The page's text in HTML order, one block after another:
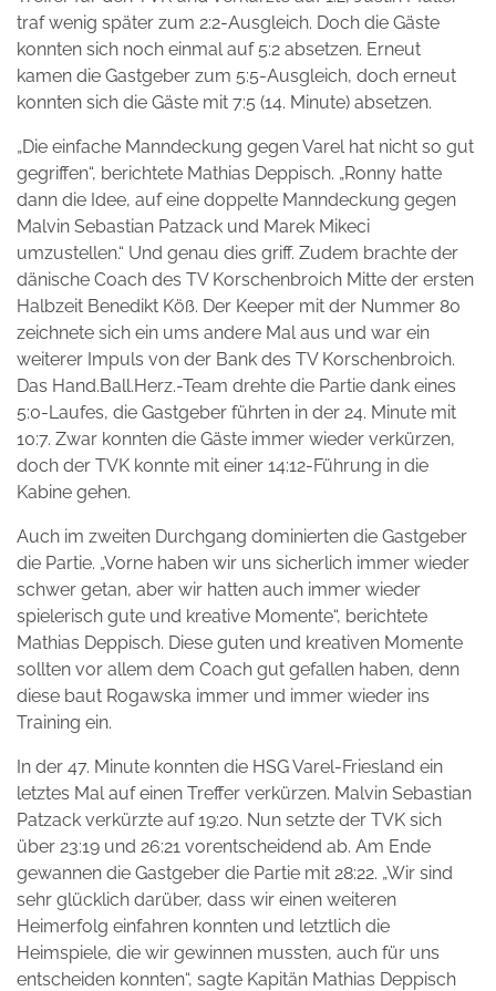
traf wenig später zum 2:2-Ausgleich. Doch die Gäste
konnten sich noch einmal auf 5:2 absetzen. Erneut
kamen die Gastgeber zum 5:5-Ausgleich, doch erneut
konnten sich die Gäste mit 7:5 (14. Minute) absetzen.
„Die einfache Manndeckung gegen Varel hat nicht so gut
gegriffen“, berichtete Mathias Deppisch. „Ronny hatte
dann die Idee, auf eine doppelte Manndeckung gegen
Malvin Sebastian Patzack und Marek Mikeci
umzustellen.“ Und genau dies griff. Zudem brachte der
dänische Coach des TV Korschenbroich Mitte der ersten
Halbzeit Benedikt Köß. Der Keeper mit der Nummer 80
zeichnete sich ein ums andere Mal aus und war ein
weiterer Impuls von der Bank des TV Korschenbroich.
Das Hand.Ball.Herz.-Team drehte die Partie dank eines
5:0-Laufes, die Gastgeber führten in der 24. Minute mit
10:7. Zwar konnten die Gäste immer wieder verkürzen,
doch der TVK konnte mit einer 14:12-Führung in die
Kabine gehen.
Auch im zweiten Durchgang dominierten die Gastgeber
die Partie. „Vorne haben wir uns sicherlich immer wieder
schwer getan, aber wir hatten auch immer wieder
spielerisch gute und kreative Momente“, berichtete
Mathias Deppisch. Diese guten und kreativen Momente
sollten vor allem dem Coach gut gefallen haben, denn
diese baut Rogawska immer und immer wieder ins
Training ein.
In der 47. Minute konnten die HSG Varel-Friesland ein
letztes Mal auf einen Treffer verkürzen. Malvin Sebastian
Patzack verkürzte auf 19:20. Nun setzte der TVK sich
über 23:19 und 26:21 vorentscheidend ab. Am Ende
gewannen die Gastgeber die Partie mit 28:22. „Wir sind
sehr glücklich darüber, dass wir einen weiteren
Heimerfolg einfahren konnten und letztlich die
Heimspiele, die wir gewinnen mussten, auch für uns
entscheiden konnten“, sagte Kapitän Mathias Deppisch